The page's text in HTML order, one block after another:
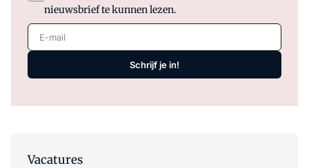
nieuwsbrief te kunnen lezen.
E-mail
Schrijf je in!
Vacatures